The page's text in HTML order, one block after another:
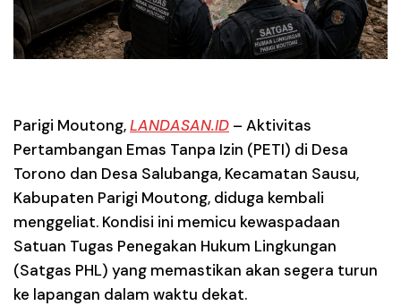
Parigi Moutong,LANDASAN.ID – Aktivitas
Pertambangan Emas Tanpa Izin (PETI) di Desa
Torono dan Desa Salubanga, Kecamatan Sausu,
Kabupaten Parigi Moutong, diduga kembali
menggeliat. Kondisi ini memicu kewaspadaan
Satuan Tugas Penegakan Hukum Lingkungan
(Satgas PHL) yang memastikan akan segera turun
ke lapangan dalam waktu dekat.